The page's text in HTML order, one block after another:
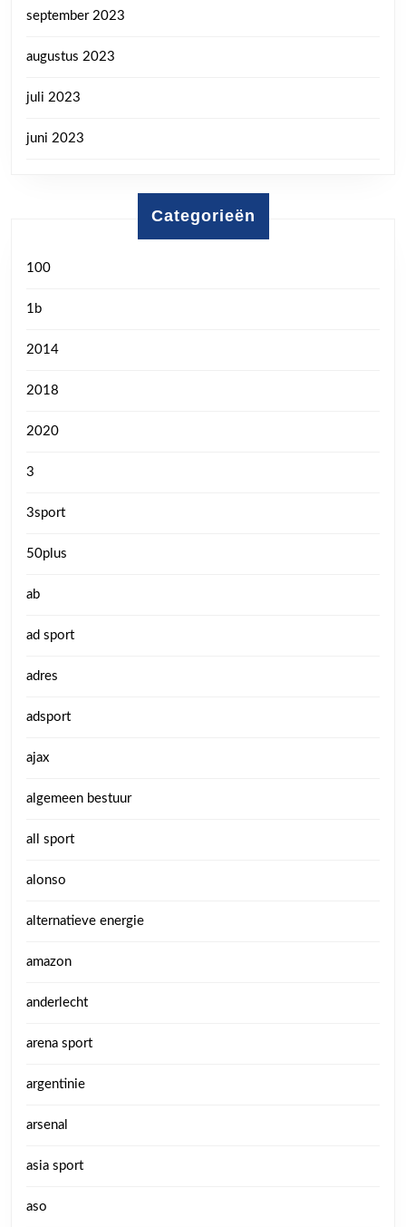
september 2023
augustus 2023
juli 2023
juni 2023
Categorieën
100
1b
2014
2018
2020
3
3sport
50plus
ab
ad sport
adres
adsport
ajax
algemeen bestuur
all sport
alonso
alternatieve energie
amazon
anderlecht
arena sport
argentinie
arsenal
asia sport
aso